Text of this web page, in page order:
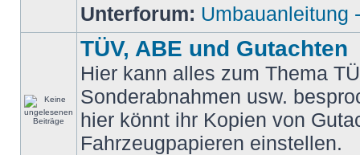
Unterforum: Umbauanleitung
TÜV, ABE und Gutachten
Hier kann alles zum Thema
Sonderabnahmen usw.
hier könnt ihr Kopien von
Fahrzeugpapieren einstellen.